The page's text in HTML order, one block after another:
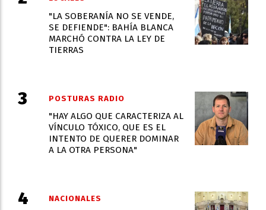
"LA SOBERANÍA NO SE VENDE,
SE DEFIENDE": BAHÍA BLANCA
MARCHÓ CONTRA LA LEY DE
TIERRAS
"HAY ALGO QUE CARACTERIZA AL
VÍNCULO TÓXICO, QUE ES EL
INTENTO DE QUERER DOMINAR
A LA OTRA PERSONA"
POSTURAS RADIO
NACIONALES